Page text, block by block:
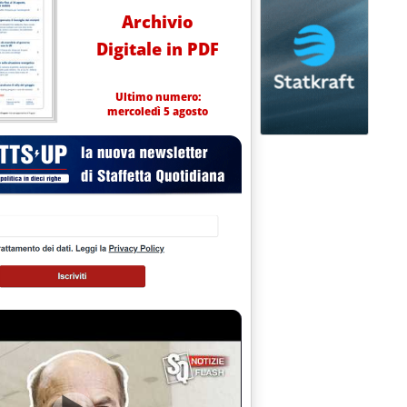
14.52.
barile - Valutazioni e stime Aie -
Archivio
Digitale in PDF
Ultimo numero:
mercoledì 5 agosto